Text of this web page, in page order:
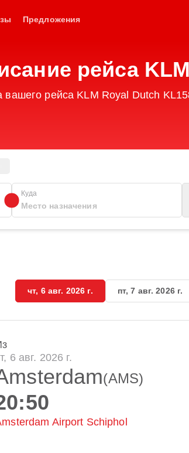
Предложения
рейса
вашего рейса KLM Royal Dutch
Куда
чт, 6 авг. 2026 г. пт, 7 авг. 2026 г.
6 авг. 2026 г.
(AMS)
Airport Schiphol